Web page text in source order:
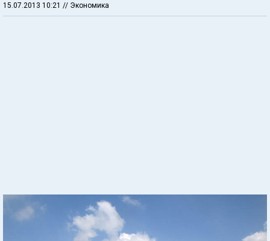
15.07.2013 10:21 // Экономика